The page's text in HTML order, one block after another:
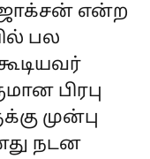
என்ற
பல
பிரபு
முன்பு
நடன